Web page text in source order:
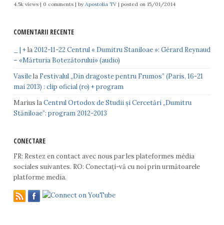
4.5k views| 0 comments| byApostolia TV| posted on 15/01/2014
COMENTARII RECENTE
_ | +la2012-11-22 Centrul « Dumitru Staniloae »: Gérard Reynaud
– «Mărturia Botezătorului» (audio)
Vasilela Festivalul „Din dragoste pentru Frumos” (Paris, 16-21
mai 2013) : clip oficial (ro) + program
Marius laCentrul Ortodox de Studii și Cercetări „Dumitru
Stăniloae”: program 2012-2013
CONECTARE
FR: Restez en contact avec nous par les plateformes média
sociales suivantes. RO: Conectați-vă cu noi prin următoarele
platforme media.